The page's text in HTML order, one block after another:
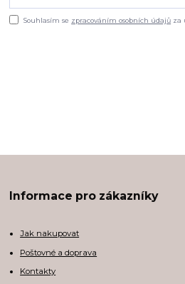
Souhlasím se zpracováním osobních údajů za
Informace pro zákazníky
Jak nakupovat
Poštovné a doprava
Kontakty